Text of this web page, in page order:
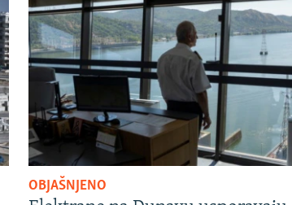
OBJAŠNJENO